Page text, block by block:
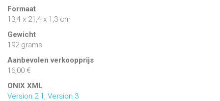
Formaat
13,4 x 21,4 x 1,3 cm
Gewicht
192 grams
Aanbevolen verkoopprijs
16,00 €
ONIX XML
Version 2.1 , Version 3